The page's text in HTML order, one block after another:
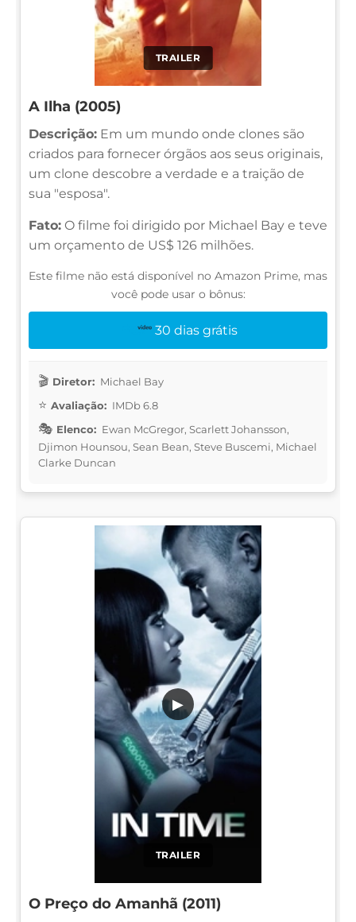
TRAILER
A Ilha (2005)
Descrição: Em um mundo onde clones são
criados para fornecer órgãos aos seus originais,
um clone descobre a verdade e a traição de
sua "esposa".
Fato: O filme foi dirigido por Michael Bay e teve
um orçamento de US$ 126 milhões.
Este filme não está disponível no Amazon Prime, mas
você pode usar o bônus:
30 dias grátis
Diretor: Michael Bay
Avaliação: IMDb 6.8
Elenco: Ewan McGregor, Scarlett Johansson,
Djimon Hounsou, Sean Bean, Steve Buscemi, Michael
Clarke Duncan
TRAILER
▶
O Preço do Amanhã (2011)